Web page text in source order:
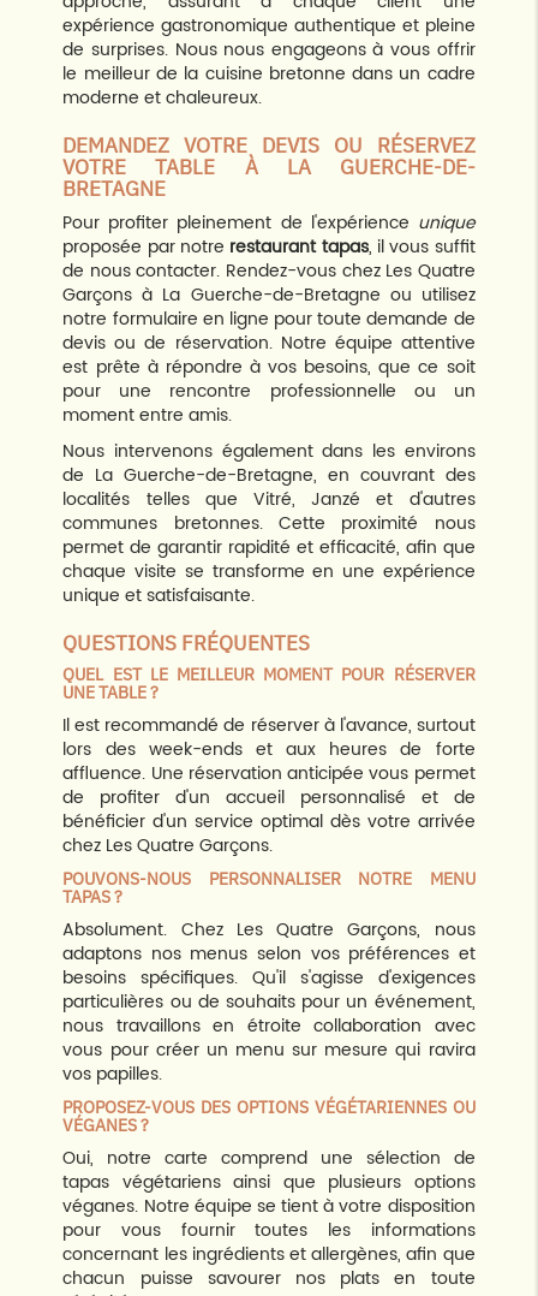
expérience gastronomique authentique et pleine
de surprises. Nous nous engageons à vous offrir
le meilleur de la cuisine bretonne dans un cadre
moderne et chaleureux.
DEMANDEZ VOTRE DEVIS OU RÉSERVEZ
VOTRE TABLE À LA GUERCHE-DE-
BRETAGNE
Pour profiter pleinement de l'expérience unique
proposée par notre restaurant tapas, il vous suffit
de nous contacter. Rendez-vous chez Les Quatre
Garçons à La Guerche-de-Bretagne ou utilisez
notre formulaire en ligne pour toute demande de
devis ou de réservation. Notre équipe attentive
est prête à répondre à vos besoins, que ce soit
pour une rencontre professionnelle ou un
moment entre amis.
Nous intervenons également dans les environs
de La Guerche-de-Bretagne, en couvrant des
localités telles que Vitré, Janzé et d'autres
communes bretonnes. Cette proximité nous
permet de garantir rapidité et efficacité, afin que
chaque visite se transforme en une expérience
unique et satisfaisante.
QUESTIONS FRÉQUENTES
QUEL EST LE MEILLEUR MOMENT POUR RÉSERVER
UNE TABLE ?
Il est recommandé de réserver à l'avance, surtout
lors des week-ends et aux heures de forte
affluence. Une réservation anticipée vous permet
de profiter d'un accueil personnalisé et de
bénéficier d'un service optimal dès votre arrivée
chez Les Quatre Garçons.
POUVONS-NOUS PERSONNALISER NOTRE MENU
TAPAS ?
Absolument. Chez Les Quatre Garçons, nous
adaptons nos menus selon vos préférences et
besoins spécifiques. Qu'il s'agisse d'exigences
particulières ou de souhaits pour un événement,
nous travaillons en étroite collaboration avec
vous pour créer un menu sur mesure qui ravira
vos papilles.
PROPOSEZ-VOUS DES OPTIONS VÉGÉTARIENNES OU
VÉGANES ?
Oui, notre carte comprend une sélection de
tapas végétariens ainsi que plusieurs options
véganes. Notre équipe se tient à votre disposition
pour vous fournir toutes les informations
concernant les ingrédients et allergènes, afin que
chacun puisse savourer nos plats en toute